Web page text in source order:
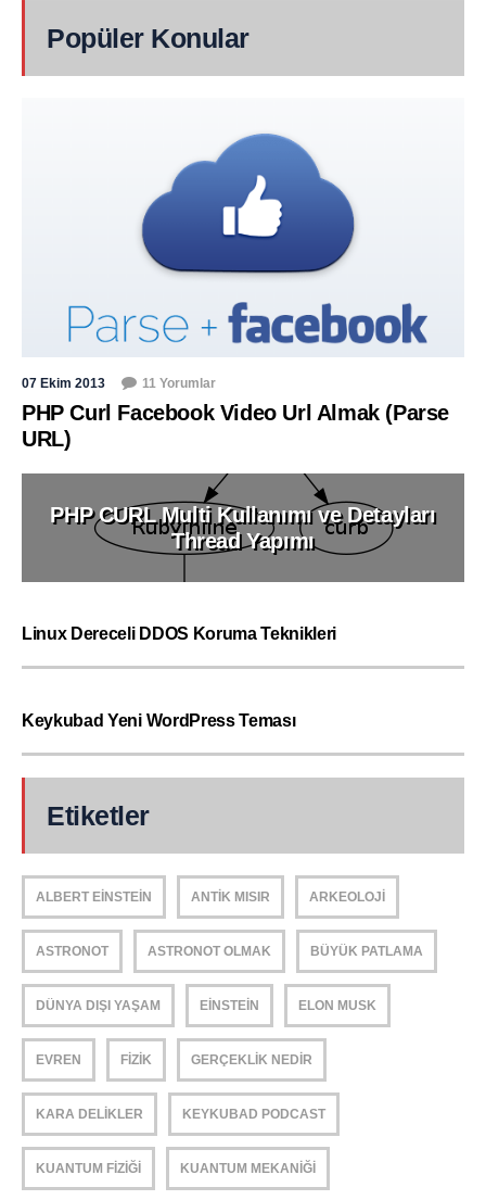
Popüler Konular
07 Ekim 2013 11 Yorumlar
PHP Curl Facebook Video Url Almak (Parse
URL)
PHP CURL Multi Kullanımı ve Detayları
Thread Yapımı
Linux Dereceli DDOS Koruma Teknikleri
Keykubad Yeni WordPress Teması
Etiketler
ALBERT EINSTEIN ANTIK MISIR ARKEOLOJI
ASTRONOT ASTRONOT OLMAK BÜYÜK PATLAMA
DÜNYA DIŞI YAŞAM EINSTEIN ELON MUSK
EVREN FIZIK GERÇEKLIK NEDIR
KARA DELIKLER KEYKUBAD PODCAST
KUANTUM FIZIĞI KUANTUM MEKANIĞI